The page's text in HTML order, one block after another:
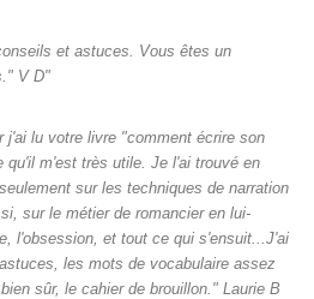
et astuces. Vous êtes un
V D"
j'ai lu votre livre "comment écrire son
qu'il m'est très utile. Je l'ai trouvé en
sur les techniques de narration
sur le métier de romancier en lui-
l'obsession, et tout ce qui s'ensuit...J'ai
les mots de vocabulaire assez
sûr, le cahier de brouillon." Laurie B